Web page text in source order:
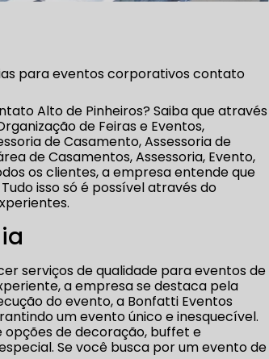
para eventos corporativos contato
Alto de Pinheiros? Saiba que através
de Feiras e Eventos,
de Casamento, Assessoria de
de Casamentos, Assessoria, Evento,
os clientes, a empresa entende que
isso só é possível através do
serviços de qualidade para eventos de
a empresa se destaca pela
do evento, a Bonfatti Eventos
um evento único e inesquecível.
de decoração, buffet e
Se você busca por um evento de